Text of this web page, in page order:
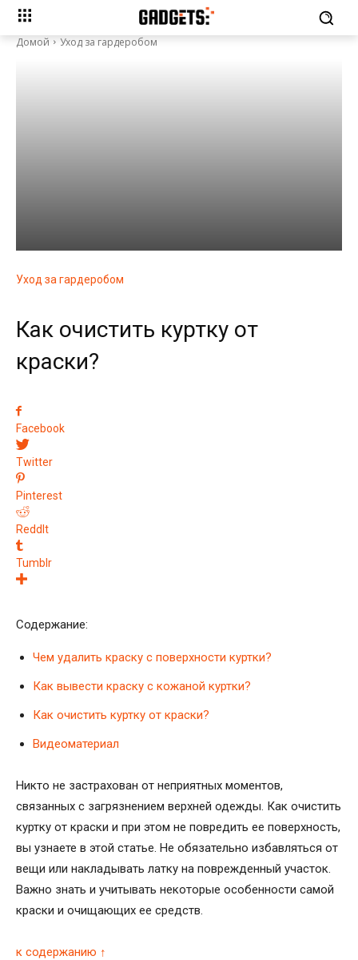
Домой Уход за гардеробом
Уход за гардеробом
Как очистить куртку от
краски?
Facebook
Twitter
Pinterest
ReddIt
Tumblr
Содержание:
Чем удалить краску с поверхности куртки?
Как вывести краску с кожаной куртки?
Как очистить куртку от краски?
Видеоматериал
Никто не застрахован от неприятных моментов,
связанных с загрязнением верхней одежды. Как очистить
куртку от краски и при этом не повредить ее поверхность,
вы узнаете в этой статье. Не обязательно избавляться от
вещи или накладывать латку на поврежденный участок.
Важно знать и учитывать некоторые особенности самой
краски и очищающих ее средств.
к содержанию ↑